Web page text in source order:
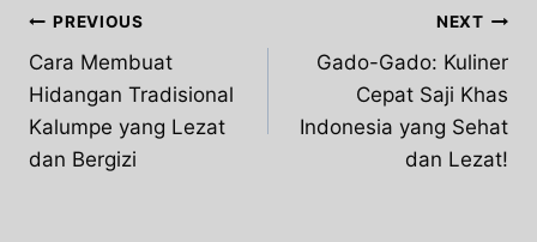
Post
navigation
PREVIOUS
Cara Membuat
Hidangan Tradisional
Kalumpe yang Lezat
dan Bergizi
NEXT
Gado-Gado: Kuliner
Cepat Saji Khas
Indonesia yang Sehat
dan Lezat!